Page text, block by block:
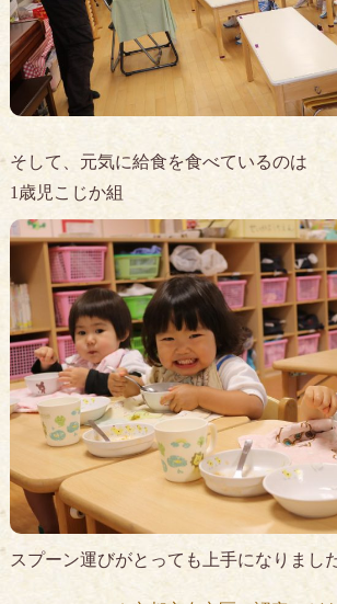
そして、元気に給食を食べているのは
1歳児こじか組
スプーン運びがとっても上手になりまし